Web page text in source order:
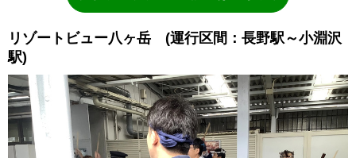
リゾートビュー八ヶ岳 (運行区間：長野駅～小淵沢
駅)